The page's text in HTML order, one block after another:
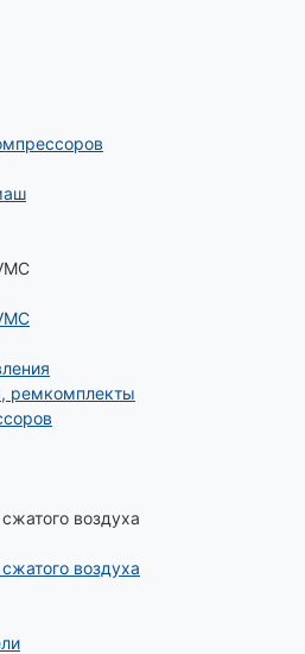
ремкомплекты
воздуха
воздуха